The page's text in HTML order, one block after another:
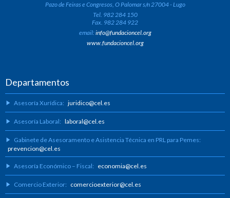
Pazo de Feiras e Congresos, O Palomar s/n 27004 - Lugo
Tel. 982 284 150
Fax. 982 284 922
email:info@fundacioncel.org
www.fundacioncel.org
Departamentos
Asesoría Xurídica: juridico@cel.es
Asesoría Laboral: laboral@cel.es
Gabinete de Asesoramento e Asistencia Técnica en PRL para Pemes:
prevencion@cel.es
Asesoría Económico – Fiscal: economia@cel.es
Comercio Exterior: comercioexterior@cel.es